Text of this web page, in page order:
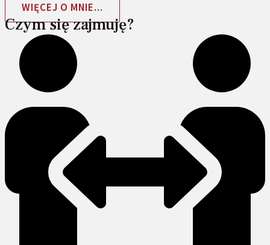
WIĘCEJ O MNIE...
Czym się zajmuję?